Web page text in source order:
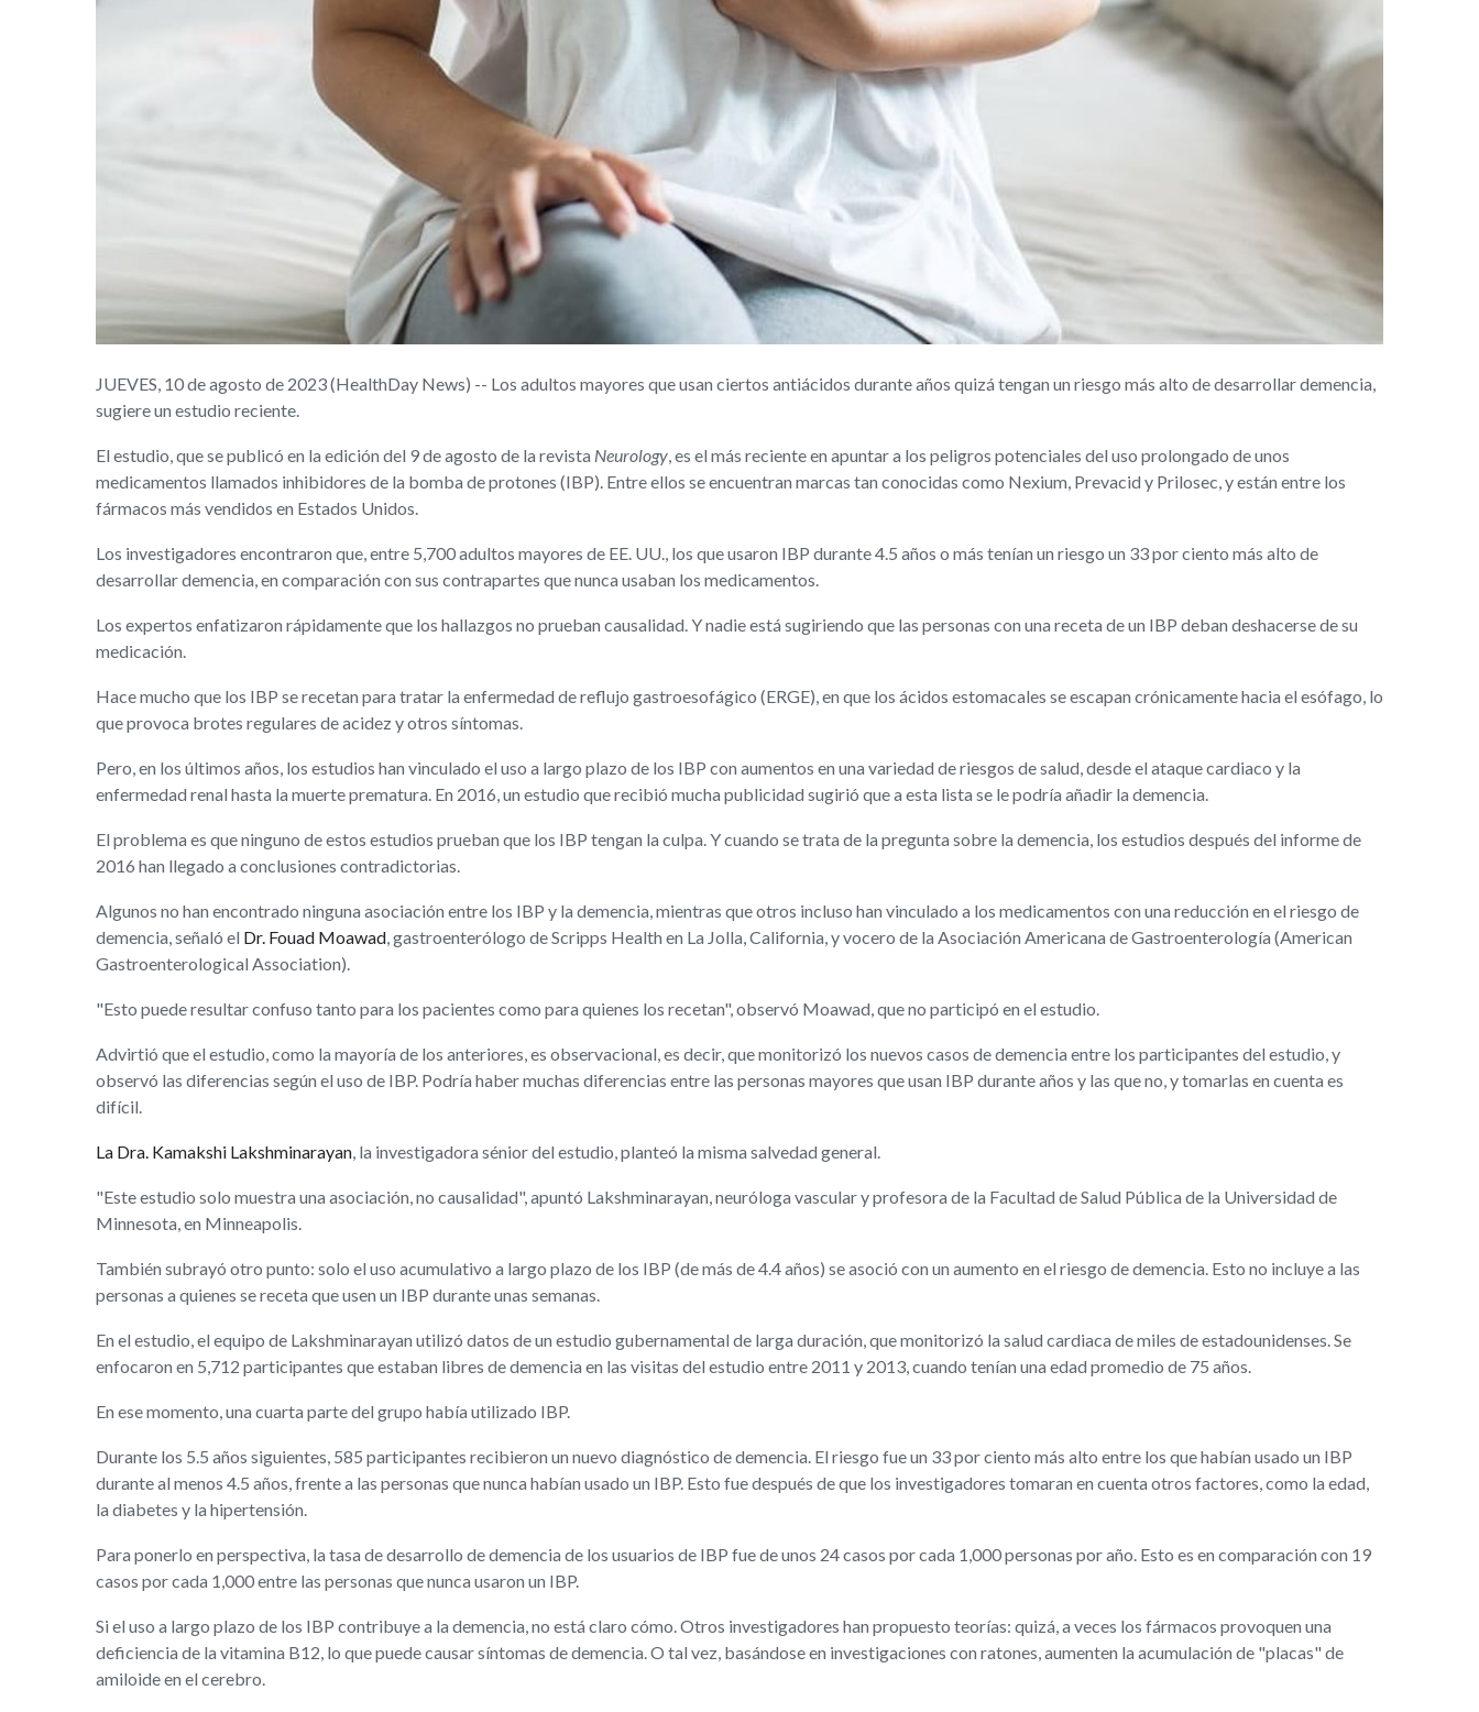
JUEVES, 10 de agosto de 2023 (HealthDay News) -- Los adultos mayores que usan ciertos antiácidos durante años quizá tengan un riesgo más alto de desarrollar demencia,
sugiere un estudio reciente.
El estudio, que se publicó en la edición del 9 de agosto de la revista Neurology, es el más reciente en apuntar a los peligros potenciales del uso prolongado de unos
medicamentos llamados inhibidores de la bomba de protones (IBP). Entre ellos se encuentran marcas tan conocidas como Nexium, Prevacid y Prilosec, y están entre los
fármacos más vendidos en Estados Unidos.
Los investigadores encontraron que, entre 5,700 adultos mayores de EE. UU., los que usaron IBP durante 4.5 años o más tenían un riesgo un 33 por ciento más alto de
desarrollar demencia, en comparación con sus contrapartes que nunca usaban los medicamentos.
Los expertos enfatizaron rápidamente que los hallazgos no prueban causalidad. Y nadie está sugiriendo que las personas con una receta de un IBP deban deshacerse de su
medicación.
Hace mucho que los IBP se recetan para tratar la enfermedad de reflujo gastroesofágico (ERGE), en que los ácidos estomacales se escapan crónicamente hacia el esófago, lo
que provoca brotes regulares de acidez y otros síntomas.
Pero, en los últimos años, los estudios han vinculado el uso a largo plazo de los IBP con aumentos en una variedad de riesgos de salud, desde el ataque cardiaco y la
enfermedad renal hasta la muerte prematura. En 2016, un estudio que recibió mucha publicidad sugirió que a esta lista se le podría añadir la demencia.
El problema es que ninguno de estos estudios prueban que los IBP tengan la culpa. Y cuando se trata de la pregunta sobre la demencia, los estudios después del informe de
2016 han llegado a conclusiones contradictorias.
Algunos no han encontrado ninguna asociación entre los IBP y la demencia, mientras que otros incluso han vinculado a los medicamentos con una reducción en el riesgo de
demencia, señaló el Dr. Fouad Moawad, gastroenterólogo de Scripps Health en La Jolla, California, y vocero de la Asociación Americana de Gastroenterología (American
Gastroenterological Association).
"Esto puede resultar confuso tanto para los pacientes como para quienes los recetan", observó Moawad, que no participó en el estudio.
Advirtió que el estudio, como la mayoría de los anteriores, es observacional, es decir, que monitorizó los nuevos casos de demencia entre los participantes del estudio, y
observó las diferencias según el uso de IBP. Podría haber muchas diferencias entre las personas mayores que usan IBP durante años y las que no, y tomarlas en cuenta es
difícil.
La Dra. Kamakshi Lakshminarayan, la investigadora sénior del estudio, planteó la misma salvedad general.
"Este estudio solo muestra una asociación, no causalidad", apuntó Lakshminarayan, neuróloga vascular y profesora de la Facultad de Salud Pública de la Universidad de
Minnesota, en Minneapolis.
También subrayó otro punto: solo el uso acumulativo a largo plazo de los IBP (de más de 4.4 años) se asoció con un aumento en el riesgo de demencia. Esto no incluye a las
personas a quienes se receta que usen un IBP durante unas semanas.
En el estudio, el equipo de Lakshminarayan utilizó datos de un estudio gubernamental de larga duración, que monitorizó la salud cardiaca de miles de estadounidenses. Se
enfocaron en 5,712 participantes que estaban libres de demencia en las visitas del estudio entre 2011 y 2013, cuando tenían una edad promedio de 75 años.
En ese momento, una cuarta parte del grupo había utilizado IBP.
Durante los 5.5 años siguientes, 585 participantes recibieron un nuevo diagnóstico de demencia. El riesgo fue un 33 por ciento más alto entre los que habían usado un IBP
durante al menos 4.5 años, frente a las personas que nunca habían usado un IBP. Esto fue después de que los investigadores tomaran en cuenta otros factores, como la edad,
la diabetes y la hipertensión.
Para ponerlo en perspectiva, la tasa de desarrollo de demencia de los usuarios de IBP fue de unos 24 casos por cada 1,000 personas por año. Esto es en comparación con 19
casos por cada 1,000 entre las personas que nunca usaron un IBP.
Si el uso a largo plazo de los IBP contribuye a la demencia, no está claro cómo. Otros investigadores han propuesto teorías: quizá, a veces los fármacos provoquen una
deficiencia de la vitamina B12, lo que puede causar síntomas de demencia. O tal vez, basándose en investigaciones con ratones, aumenten la acumulación de "placas" de
amiloide en el cerebro.